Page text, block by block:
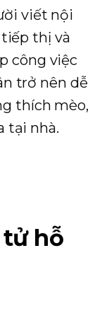
viết nội
thị và
công việc
trở nên dễ
thích mèo,
tại nhà.
hỗ